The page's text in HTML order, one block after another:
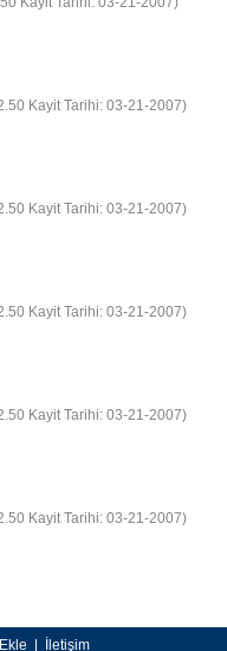
Kayit Tarihi: 03-21-2007)
Kayit Tarihi: 03-21-2007)
Kayit Tarihi: 03-21-2007)
Kayit Tarihi: 03-21-2007)
Kayit Tarihi: 03-21-2007)
İletişim